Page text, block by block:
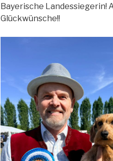
Bayerische Landessiegerin!
Glückwünsche!!